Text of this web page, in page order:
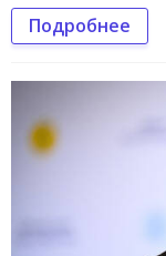
Подробнее